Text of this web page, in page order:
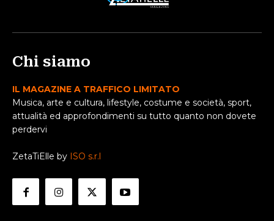
Chi siamo
IL MAGAZINE A TRAFFICO LIMITATO
Musica, arte e cultura, lifestyle, costume e società, sport,
attualità ed approfondimenti su tutto quanto non dovete
perdervi
ZetaTiElle by ISO s.r.l